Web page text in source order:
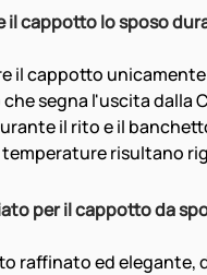
il cappotto lo sposo
il cappotto
segna l'uscita dalla
il rito e il
risultano
per il cappotto da
raffinato ed elegante,